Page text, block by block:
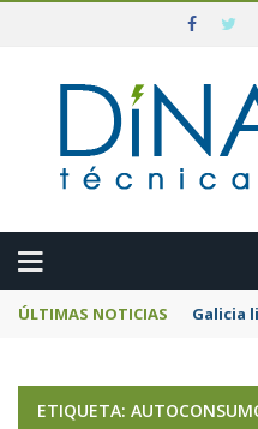
ÚLTIMAS NOTICIAS Galicia
ETIQUETA: